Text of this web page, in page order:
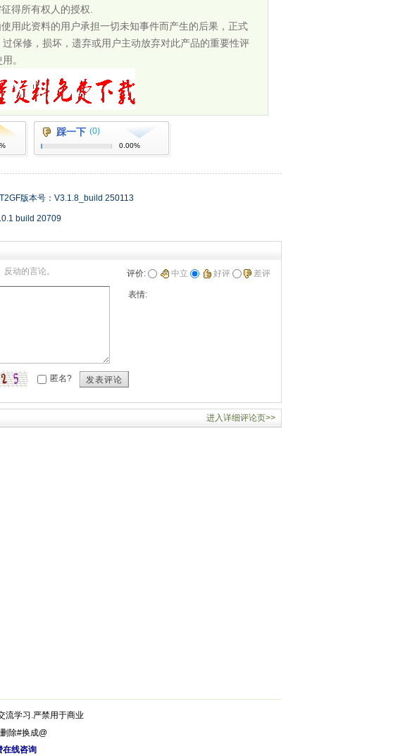
得所有权人的授权.
用此资料的用户承担一切未知事件而产生的后果，正式
保修，损坏，遗弃或用户主动放弃对此产品的重要性评
。
踩一下 (0)
0.00%
版本号：V3.1.8_build 250113
build 20709
动的言论。 评价: 中立 好评 差评
表情:
匿名? 发表评论
进入详细评论页>>
流学习.严禁用于商业
除#换成@
在线咨询